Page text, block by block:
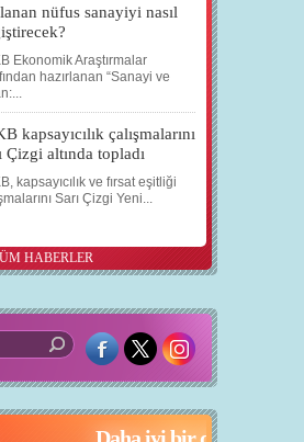
nüfus sanayiyi nasıl
Ekonomik Araştırmalar
hazırlanan “Sanayi ve
kapsayıcılık çalışmalarını
Çizgi altında topladı
kapsayıcılık ve fırsat eşitliği
Sarı Çizgi Yeni...
HABERLER